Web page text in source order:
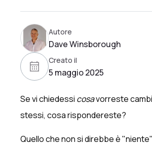
Autore
Dave Winsborough
Creato il
5 maggio 2025
Se vi chiedessi cosavorreste
stessi, cosa rispondereste?
Quello che non si direbbe è